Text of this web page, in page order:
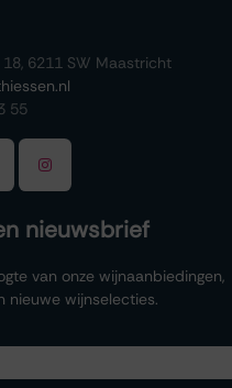
6211 SW Maastricht
55
nieuwsbrief
van onze wijnaanbiedingen,
nieuwe wijnselecties.